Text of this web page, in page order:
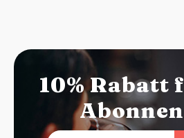
10% Rabatt